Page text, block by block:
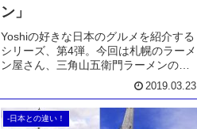
ン」
Yoshiの好きな日本のグルメを紹介する
シリーズ、第4弾。今回は札幌のラーメ
ン屋さん、三角山五衛門ラーメンのご
紹介です。なじみ深い札幌の定宿でも
ある札幌プリンスホテルからすぐにあ
ります。ここの醤油ラーメンを長年愛
し続ける。写真だけでもご賞味あれ！
2019.03.23
-日本との違い！